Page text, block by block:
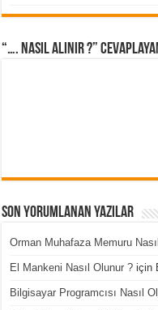
“…. Nasıl Alınır ?”
Son Yorumlanan Yazılar
Orman Muhafaza Memuru
El Mankeni Nasıl Olunur ? için
Bilgisayar Programcısı Nasıl